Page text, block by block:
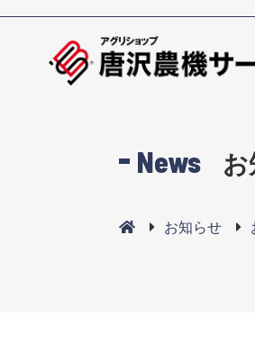
News お
お知らせ